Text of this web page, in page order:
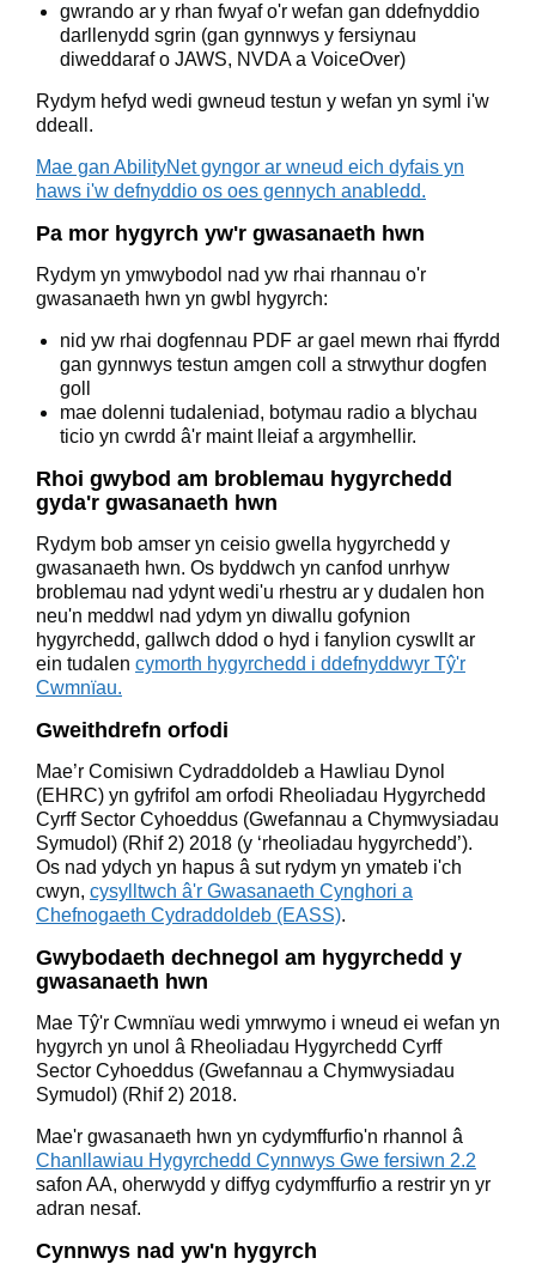
gwrando ar y rhan fwyaf o'r wefan gan ddefnyddio
darllenydd sgrin (gan gynnwys y fersiynau
diweddaraf o JAWS, NVDA a VoiceOver)
Rydym hefyd wedi gwneud testun y wefan yn syml i'w
ddeall.
Mae gan AbilityNet gyngor ar wneud eich dyfais yn
haws i'w defnyddio os oes gennych anabledd.
Pa mor hygyrch yw'r gwasanaeth hwn
Rydym yn ymwybodol nad yw rhai rhannau o'r
gwasanaeth hwn yn gwbl hygyrch:
nid yw rhai dogfennau PDF ar gael mewn rhai ffyrdd
gan gynnwys testun amgen coll a strwythur dogfen
goll
mae dolenni tudaleniad, botymau radio a blychau
ticio yn cwrdd â'r maint lleiaf a argymhellir.
Rhoi gwybod am broblemau hygyrchedd
gyda'r gwasanaeth hwn
Rydym bob amser yn ceisio gwella hygyrchedd y
gwasanaeth hwn. Os byddwch yn canfod unrhyw
broblemau nad ydynt wedi'u rhestru ar y dudalen hon
neu'n meddwl nad ydym yn diwallu gofynion
hygyrchedd, gallwch ddod o hyd i fanylion cyswllt ar
ein tudalen cymorth hygyrchedd i ddefnyddwyr Tŷ'r
Cwmnïau.
Gweithdrefn orfodi
Mae’r Comisiwn Cydraddoldeb a Hawliau Dynol
(EHRC) yn gyfrifol am orfodi Rheoliadau Hygyrchedd
Cyrff Sector Cyhoeddus (Gwefannau a Chymwysiadau
Symudol) (Rhif 2) 2018 (y ‘rheoliadau hygyrchedd’).
Os nad ydych yn hapus â sut rydym yn ymateb i'ch
cwyn, cysylltwch â'r Gwasanaeth Cynghori a
Chefnogaeth Cydraddoldeb (EASS).
Gwybodaeth dechnegol am hygyrchedd y
gwasanaeth hwn
Mae Tŷ'r Cwmnïau wedi ymrwymo i wneud ei wefan yn
hygyrch yn unol â Rheoliadau Hygyrchedd Cyrff
Sector Cyhoeddus (Gwefannau a Chymwysiadau
Symudol) (Rhif 2) 2018.
Mae'r gwasanaeth hwn yn cydymffurfio'n rhannol â
Chanllawiau Hygyrchedd Cynnwys Gwe fersiwn 2.2
safon AA, oherwydd y diffyg cydymffurfio a restrir yn yr
adran nesaf.
Cynnwys nad yw'n hygyrch